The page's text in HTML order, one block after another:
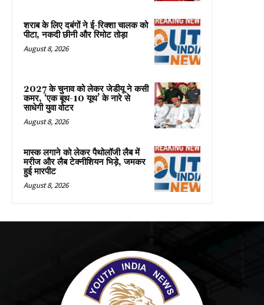
शराब के लिए दबंगों ने ई-रिक्शा चालक को
पीटा, नकदी छीनी और रिमोट तोड़ा
August 8, 2026
2027 के चुनाव को लेकर जेडीयू ने कसी
कमर, ‘एक बूथ-10 यूथ’ के नारे से
साधेगी युवा वोटर
August 8, 2026
मास्क लगाने को लेकर पैथोलॉजी लैब में
मरीज और लैब टेक्नीशियन भिड़े, जमकर
हुई मारपीट
August 8, 2026